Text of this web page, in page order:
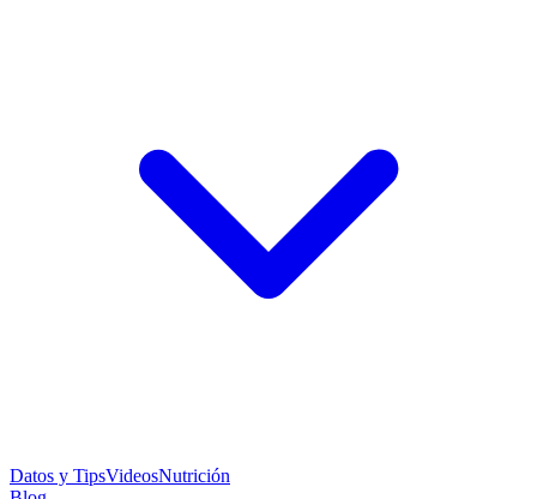
Datos y TipsVideosNutrición